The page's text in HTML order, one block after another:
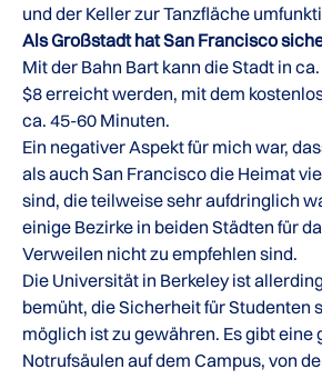
und der Keller zur Tanzfläche
Als Großstadt hat San Francisco
Mit der Bahn Bart kann die Stadt in
$8 erreicht werden, mit dem
ca. 45-60 Minuten.
Ein negativer Aspekt für mich war,
als auch San Francisco die Heimat
sind, die teilweise sehr aufdringlich
einige Bezirke in beiden Städten für
Verweilen nicht zu empfehlen sind.
Die Universität in Berkeley ist
bemüht, die Sicherheit für Studenten
möglich ist zu gewähren. Es gibt eine
Notrufsäulen auf dem Campus, von